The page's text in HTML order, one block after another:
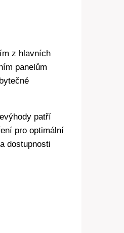
z hlavních
panelům
patří
pro optimální
dostupnosti